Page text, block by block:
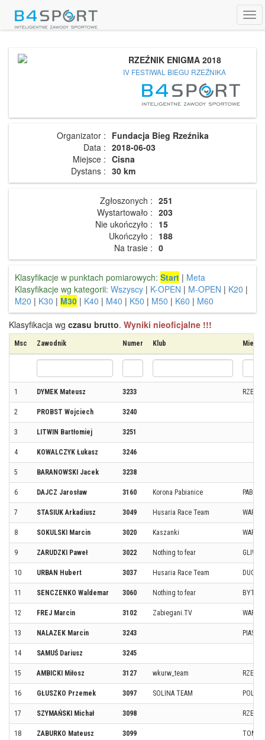
RZEŹNIK ENIGMA 2018
IV FESTIWAL BIEGU RZEŹNIKA
Organizator : Fundacja Bieg Rzeźnika
Data : 2018-06-03
Miejsce : Cisna
Dystans : 30 km
Zgłoszonych : 251
Wystartowało : 203
Nie ukończyło : 15
Ukończyło : 188
Na trasie : 0
Klasyfikacje w punktach pomiarowych: Start | Meta
Klasyfikacje wg kategorii: Wszyscy | K-OPEN | M-OPEN | K20 |
M20 | K30 | M30 | K40 | M40 | K50 | M50 | K60 | M60
Klasyfikacja wg czasu brutto. Wyniki nieoficjalne !!!
Msc Zawodnik Numer Klub
1 DYMEK Mateusz 3233
2 PROBST Wojciech 3240
3 LITWIN Bartłomiej 3251
4 KOWALCZYK Łukasz 3246
5 BARANOWSKI Jacek 3238
6 DAJCZ Jarosław 3160 Korona Pabianice
7 STASIUK Arkadiusz 3049 Husaria Race Team
8 SOKULSKI Marcin 3020 Kaszanki
9 ZARUDZKI Paweł 3022 Nothing to fear
10 URBAN Hubert 3037 Husaria Race Team
11 SENCZENKO Waldemar 3060 Nothing to fear BYTOM
12 FREJ Marcin 3102 Zabiegani.TV
13 NALAZEK Marcin 3243
14 SAMUŚ Dariusz 3245
15 AMBICKI Miłosz 3127 wkurw_team
16 GŁUSZKO Przemek 3097 SOLINA TEAM
17 SZYMAŃSKI Michał 3098
18 ZABURKO Mateusz 3099